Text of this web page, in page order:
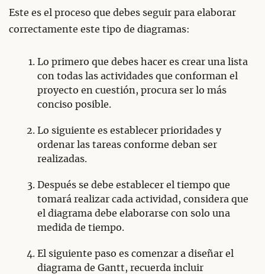
Este es el proceso que debes seguir para elaborar
correctamente este tipo de diagramas:
Lo primero que debes hacer es crear una lista
con todas las actividades que conforman el
proyecto en cuestión, procura ser lo más
conciso posible.
Lo siguiente es establecer prioridades y
ordenar las tareas conforme deban ser
realizadas.
Después se debe establecer el tiempo que
tomará realizar cada actividad, considera que
el diagrama debe elaborarse con solo una
medida de tiempo.
El siguiente paso es comenzar a diseñar el
diagrama de Gantt, recuerda incluir